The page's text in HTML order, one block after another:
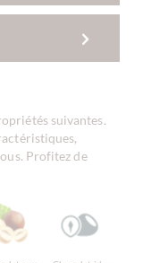
suivantes.
Profitez de